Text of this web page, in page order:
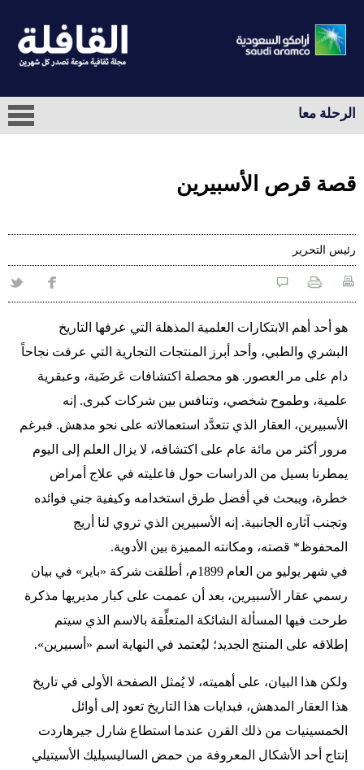
الرحلة معا
قصة قرص الأسبيرين
رئيس التحرير
هو أحد أهم الابتكارات العلمية المذهلة التي عرفها التاريخ
البشري والطبي، وأحد أبرز المنتجات التجارية التي عرفت نجاحاً
دام على مر العصور. هو محصلة اكتشافات عَرضَية، وعبقرية
علمية، وطموح شخصي، وتنافس بين شركات كبرى. إنه
الأسبيرين، العقار الذي تتعدَّد استعمالاته على نحو مدهش. فبرغم
مرور أكثر من مائة عام على اكتشافه، لا يزال العلم إلى اليوم
يمطرنا بسيل من الدراسات حول فاعليته في علاج أمراض
خطرة، ويبحث في أفضل طرق استخدامه وكيفية جني فوائده
وتجنب آثاره الجانبية. إنه الأسبيرين الذي تروي لنا أريج
المحفوظ* قصته، ومكانته المميزة بين الأدوية.
في شهر يوليو من العام 1899م، أطلقت شركة «باير» في بيان
رسمي عقار الأسبيرين، بعد أن عممت على كبار مديريها مذكرة
طرحت فيها المسألة الشائكة المتعلِّقة بالاسم الذي سيتم
إطلاقه على المنتج الجديد؛ ليُعتمد في النهاية اسم «أسبيرين».
ولكن هذا البيان، على أهميته، لا يُمثل الصفحة الأولى في تاريخ
هذا العقار المدهش، فبدايات هذا التاريخ تعود إلى أوائل
الخمسينيات من ذلك القرن عندما استطاع شارل جيرهاردت
إنتاج أحد الأشكال المعروفة من حمض الساليسيليك الأسيتيلي